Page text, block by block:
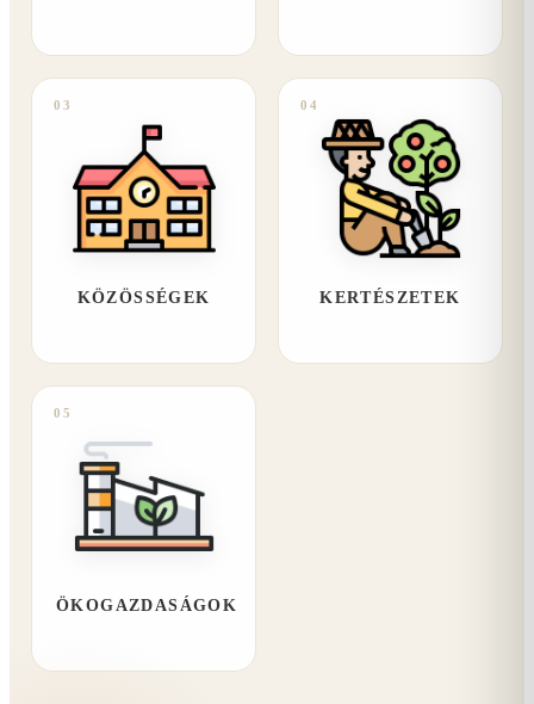
03
KÖZÖSSÉGEK
04
KERTÉSZETEK
05
ÖKOGAZDASÁGOK